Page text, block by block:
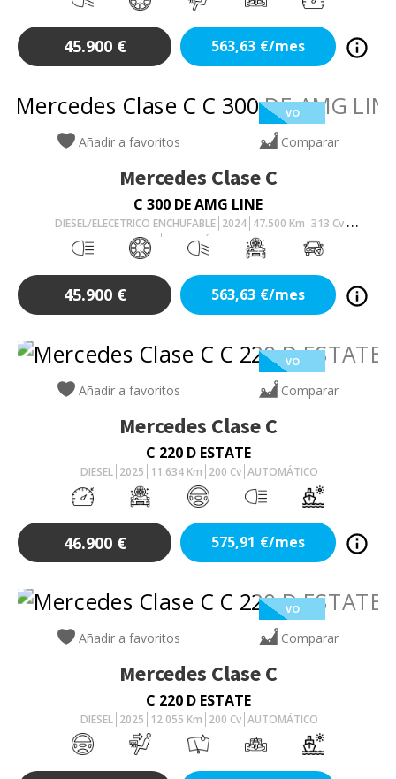
45.900 € 563,63 €/mes
VO
Añadir a favoritos Comparar
Mercedes Clase C
C 300 DE AMG LINE
DIESEL/ELECETRICO ENCHUFABLE 2024 47.500 Km 313 Cv
AUTOMÁTICO
45.900 € 563,63 €/mes
VO
Añadir a favoritos Comparar
Mercedes Clase C
C 220 D ESTATE
DIESEL 2025 11.634 Km 200 Cv AUTOMÁTICO
46.900 € 575,91 €/mes
VO
Añadir a favoritos Comparar
Mercedes Clase C
C 220 D ESTATE
DIESEL 2025 12.055 Km 200 Cv AUTOMÁTICO